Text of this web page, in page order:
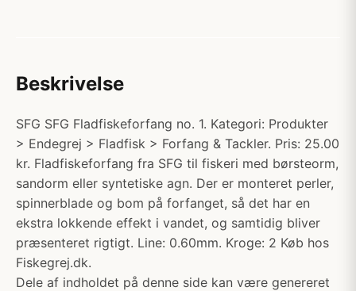
Beskrivelse
SFG SFG Fladfiskeforfang no. 1. Kategori: Produkter
> Endegrej > Fladfisk > Forfang & Tackler. Pris: 25.00
kr. Fladfiskeforfang fra SFG til fiskeri med børsteorm,
sandorm eller syntetiske agn. Der er monteret perler,
spinnerblade og bom på forfanget, så det har en
ekstra lokkende effekt i vandet, og samtidig bliver
præsenteret rigtigt. Line: 0.60mm. Kroge: 2 Køb hos
Fiskegrej.dk.
Dele af indholdet på denne side kan være genereret